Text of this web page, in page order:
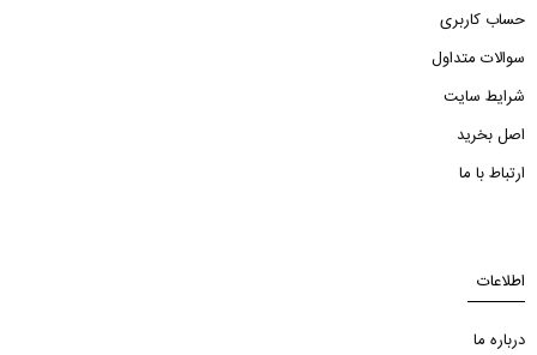
حساب کاربری
سوالات متداول
شرایط سایت
اصل بخرید
ارتباط با ما
اطلاعات
درباره ما